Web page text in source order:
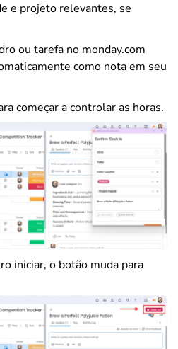
e projeto relevantes, se
ou tarefa no monday.com
como nota em seu
começar a controlar as horas.
iniciar, o botão muda para